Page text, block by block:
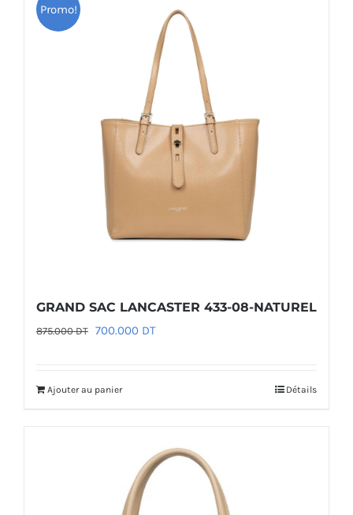
Promo!
GRAND SAC LANCASTER 433-08-NATUREL
875.000DT Le
était :
700.000 DTLe
Ajouter au panier Détails